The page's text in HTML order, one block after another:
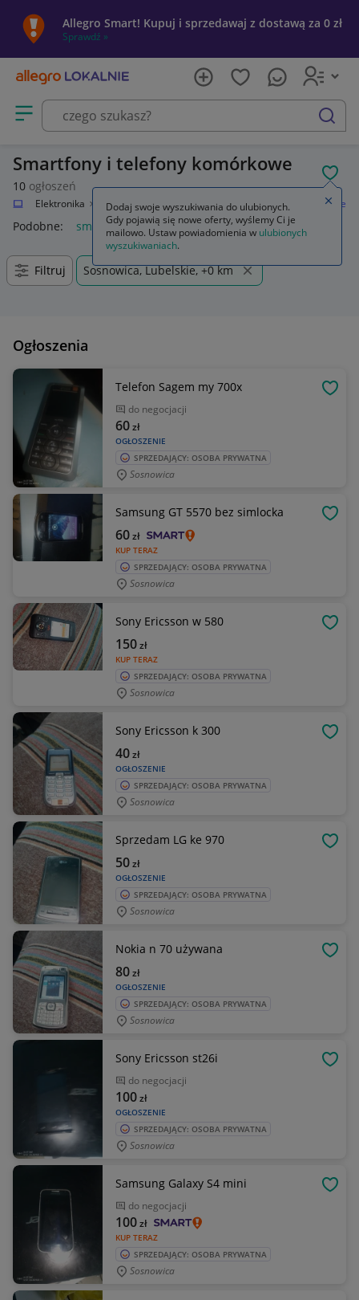
Allegro Smart! Kupuj i sprzedawaj z dostawą za 0 zł
Sprawdź »
Otwórz menu z kategoriami
szukaj
Smartfony i telefony komórkowe
10 ogłoszeń
Elektronika Telefony i Akcesoria Smartfony i telefony komórkowe
Podobne: smartfony i telefony komórkowe
Filtruj Sosnowica, Lubelskie, +0 km
Ogłoszenia
Telefon Sagem my 700x
do negocjacji
OGŁOSZENIE
60zł
SPRZEDAJĄCY: OSOBA PRYWATNA
Sosnowica
Samsung GT 5570 bez simlocka
KUP TERAZ
60zł
SPRZEDAJĄCY: OSOBA PRYWATNA
Sosnowica
Sony Ericsson w 580
KUP TERAZ
150zł
SPRZEDAJĄCY: OSOBA PRYWATNA
Sosnowica
Sony Ericsson k 300
OGŁOSZENIE
40zł
SPRZEDAJĄCY: OSOBA PRYWATNA
Sosnowica
Sprzedam LG ke 970
OGŁOSZENIE
50zł
SPRZEDAJĄCY: OSOBA PRYWATNA
Sosnowica
Nokia n 70 używana
OGŁOSZENIE
80zł
SPRZEDAJĄCY: OSOBA PRYWATNA
Sosnowica
Sony Ericsson st26i
do negocjacji
OGŁOSZENIE
100zł
SPRZEDAJĄCY: OSOBA PRYWATNA
Sosnowica
Samsung Galaxy S4 mini
do negocjacji
KUP TERAZ
100zł
SPRZEDAJĄCY: OSOBA PRYWATNA
Sosnowica
Dodaj swoje wyszukiwania do ulubionych.
Gdy pojawią się nowe oferty, wyślemy Ci je
mailowo. Ustaw powiadomienia w ulubionych
wyszukiwaniach.